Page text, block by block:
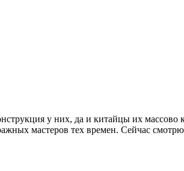
у них, да и китайцы их массово
мастеров тех времен. Сейчас